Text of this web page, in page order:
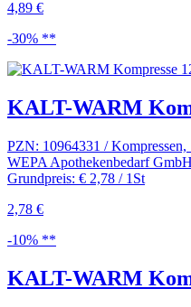
4,89 €
-30% **
KALT-WARM
PZN: 10964331 / Kompressen,
WEPA Apothekenbedarf
Grundpreis: € 2,78 / 1St
2,78 €
-10% **
KALT-WARM